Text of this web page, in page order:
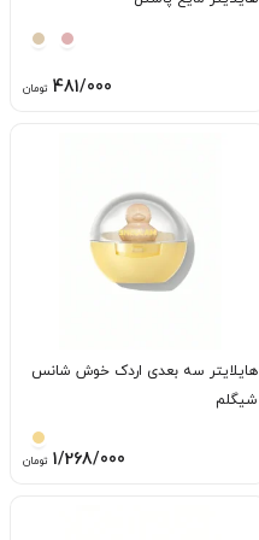
481/000 تومان
هایلایتر سه بعدی اردک خوش شانس
شیگلم
1/268/000 تومان